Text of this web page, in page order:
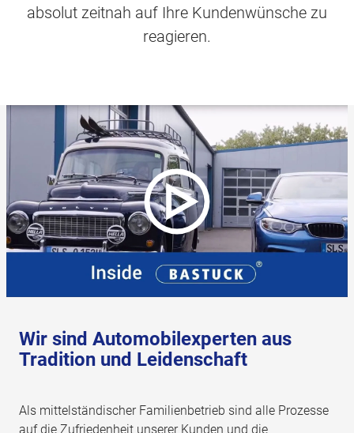
absolut zeitnah auf Ihre Kundenwünsche zu
reagieren.
Wir sind Automobilexperten aus
Tradition und Leidenschaft
Als mittelständischer Familienbetrieb sind alle Prozesse
auf die Zufriedenheit unserer Kunden und die